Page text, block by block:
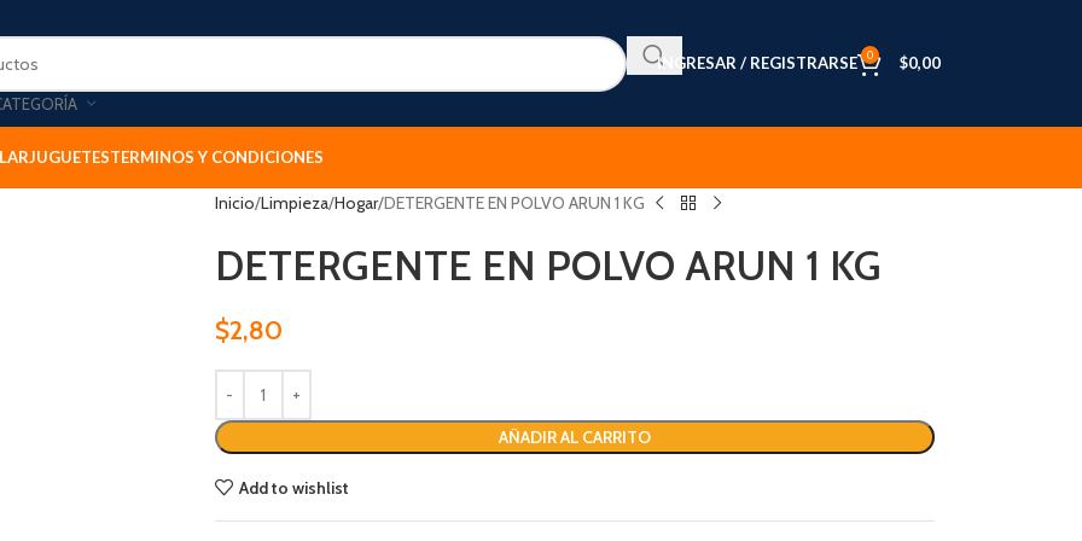
INGRESAR / REGISTRARSE 0 $0,00
JUGUETESTERMINOS Y CONDICIONES
Inicio Limpieza Hogar DETERGENTE EN POLVO ARUN 1 KG
DETERGENTE EN POLVO ARUN 1 KG
$2,80
AÑADIR AL CARRITO
Add to wishlist